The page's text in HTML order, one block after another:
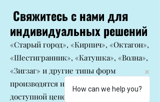
Свяжитесь с нами для
индивидуальных решений
«Старый город», «Кирпич», «Октагон»,
«Шестигранник», «Катушка», «Волна»,
«Зигзаг» и другие типы форм
производятся нашей компанией по
доступной цене и с высоким
How can we help you?